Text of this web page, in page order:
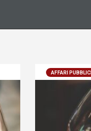
AFFARI PUBBLICI